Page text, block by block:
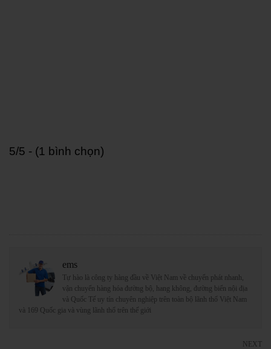
5/5 - (1 bình chọn)
ems
Tự hào là công ty hàng đầu về Việt Nam về chuyển phát nhanh,
vận chuyển hàng hóa đường bộ, hang không, đường biển nội địa
và Quốc Tế uy tín chuyên nghiệp trên toàn bộ lãnh thổ Việt Nam
và 169 Quốc gia và vùng lãnh thổ trên thế giới
NEXT